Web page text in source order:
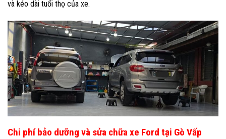
và kéo dài tuổi thọ của xe.
Chi phí bảo dưỡng và sửa chữa xe Ford tại Gò Vấp